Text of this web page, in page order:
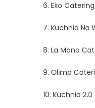
6. Eko Catering
7. Kuchnia Na
8. La Mano
9. Olimp
10. Kuchnia 2.0